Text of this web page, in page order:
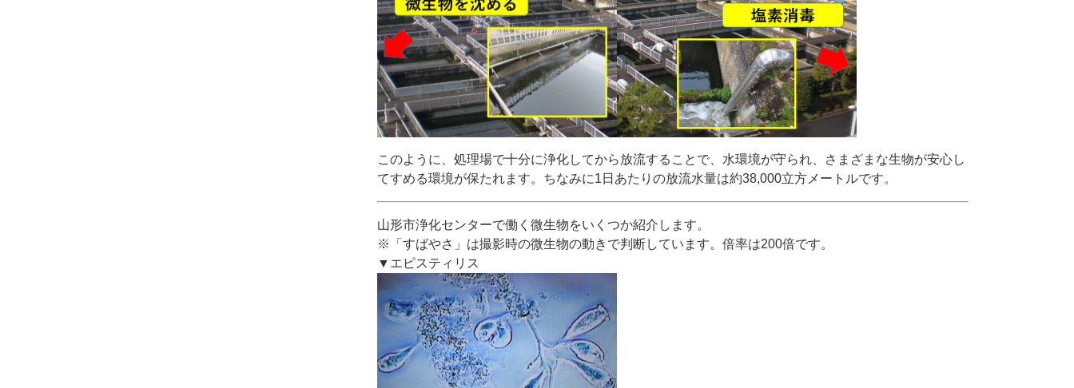
このように、処理場で十分に浄化してから放流することで、水環境が守られ、さまざまな生物が安心し
てすめる環境が保たれます。ちなみに1日あたりの放流水量は約38,000立方メートルです。
山形市浄化センターで働く微生物をいくつか紹介します。
※「すばやさ」は撮影時の微生物の動きで判断しています。倍率は200倍です。
▼エピスティリス